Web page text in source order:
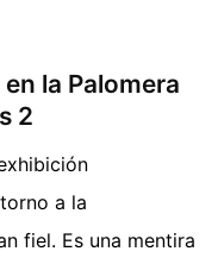
la Palomera
2
a la
fiel. Es una mentira